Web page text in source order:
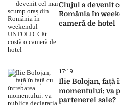
Clujul a devenit
România în
cameră de hotel
17:19
Ilie Bolojan, față
momentului: va
partenerei sale?